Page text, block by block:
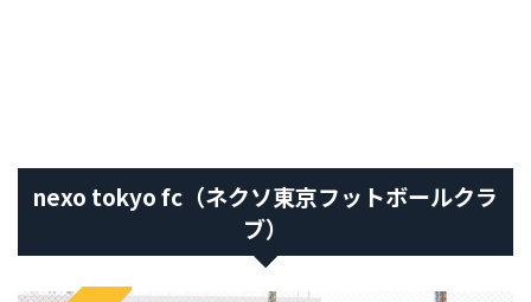
nexo tokyo fc（ネクソ東京フットボールクラ
ブ）